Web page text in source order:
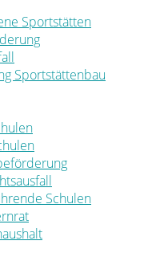
Sportstätten
Sportstättenbau
Schulen